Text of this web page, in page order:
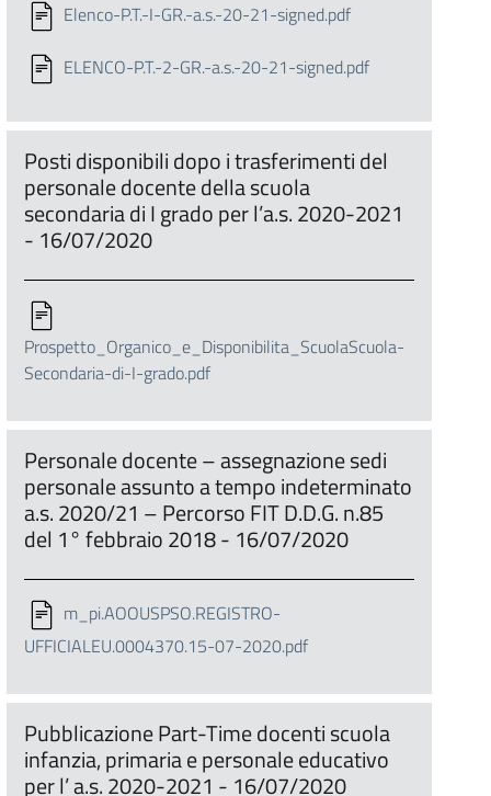
Elenco-P.T.-I-GR.-a.s.-20-21-signed.pdf
ELENCO-P.T.-2-GR.-a.s.-20-21-signed.pdf
Posti disponibili dopo i trasferimenti del
personale docente della scuola
secondaria di I grado per l’a.s. 2020-2021
- 16/07/2020
Prospetto_Organico_e_Disponibilita_ScuolaScuola-
Secondaria-di-I-grado.pdf
Personale docente – assegnazione sedi
personale assunto a tempo indeterminato
a.s. 2020/21 – Percorso FIT D.D.G. n.85
del 1° febbraio 2018 - 16/07/2020
m_pi.AOOUSPSO.REGISTRO-
UFFICIALEU.0004370.15-07-2020.pdf
Pubblicazione Part-Time docenti scuola
infanzia, primaria e personale educativo
per l’ a.s. 2020-2021 - 16/07/2020